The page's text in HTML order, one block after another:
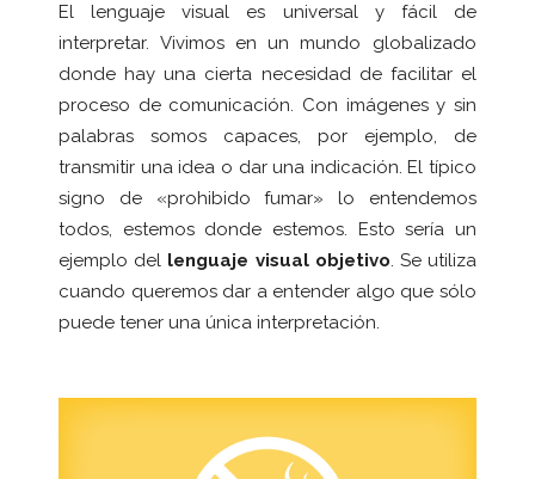
El lenguaje visual es universal y fácil de
interpretar. Vivimos en un mundo globalizado
donde hay una cierta necesidad de facilitar el
proceso de comunicación. Con imágenes y sin
palabras somos capaces, por ejemplo, de
transmitir una idea o dar una indicación. El típico
signo de «prohibido fumar» lo entendemos
todos, estemos donde estemos. Esto sería un
ejemplo del lenguaje visual objetivo. Se utiliza
cuando queremos dar a entender algo que sólo
puede tener una única interpretación.